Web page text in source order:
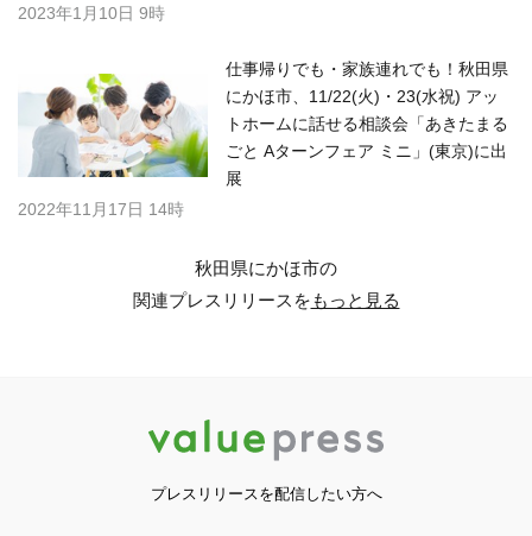
2023年1月10日 9時
仕事帰りでも・家族連れでも！秋田県
にかほ市、11/22(火)・23(水祝) アッ
トホームに話せる相談会「あきたまる
ごと Aターンフェア ミニ」(東京)に出
展
2022年11月17日 14時
秋田県にかほ市の
関連プレスリリースをもっと見る
プレスリリースを配信したい方へ